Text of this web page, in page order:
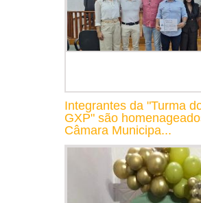
Integrantes da "Turma
GXP" são
Câmara Municipa...